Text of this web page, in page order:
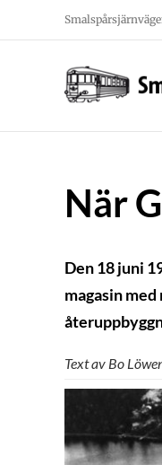
När
Den 18 juni
magasin
Text av Bo